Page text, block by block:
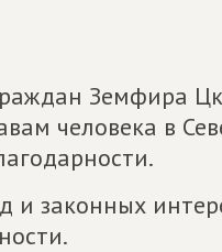
Земфира
человека в
и законных